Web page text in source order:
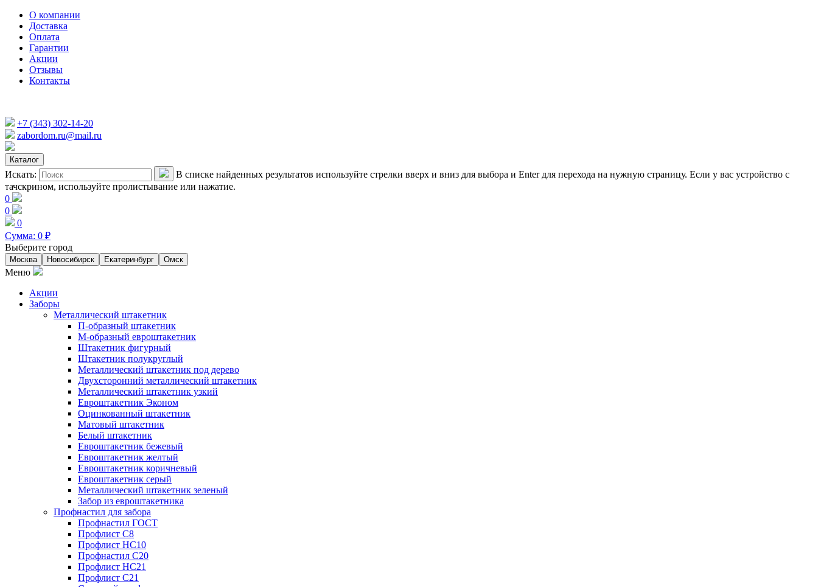
О компании
Доставка
Оплата
Гарантии
Акции
Отзывы
Контакты
+7 (343) 302-14-20
zabordom.ru@mail.ru
Каталог
Искать:
В списке найденных результатов используйте стрелки вверх и вниз для выбора и Enter для перехода на нужную страницу. Если у вас устройство с
тачскрином, используйте пролистывание или нажатие.
0
0
0
Сумма: 0 ₽
Выберите город
Москва Новосибирск Екатеринбург Омск
Меню
Акции
Заборы
Металлический штакетник
П-образный штакетник
М-образный евроштакетник
Штакетник фигурный
Штакетник полукруглый
Металлический штакетник под дерево
Двухсторонний металлический штакетник
Металлический штакетник узкий
Евроштакетник Эконом
Оцинкованный штакетник
Матовый штакетник
Белый штакетник
Евроштакетник бежевый
Евроштакетник желтый
Евроштакетник коричневый
Евроштакетник серый
Металлический штакетник зеленый
Забор из евроштакетника
Профнастил для забора
Профнастил ГОСТ
Профлист С8
Профлист НС10
Профнастил С20
Профлист НС21
Профлист С21